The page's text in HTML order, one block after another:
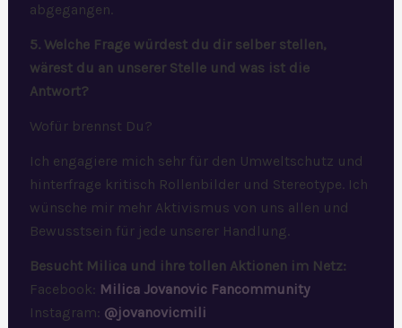
abgegangen.
5. Welche Frage würdest du dir selber stellen,
wärest du an unserer Stelle und was ist die
Antwort?
Wofür brennst Du?
Ich engagiere mich sehr für den Umweltschutz und
hinterfrage kritisch Rollenbilder und Stereotype. Ich
wünsche mir mehr Aktivismus von uns allen und
Bewusstsein für jede unserer Handlung.
Besucht Milica und ihre tollen Aktionen im Netz:
Facebook: Milica Jovanovic Fancommunity
Instagram: @jovanovicmili